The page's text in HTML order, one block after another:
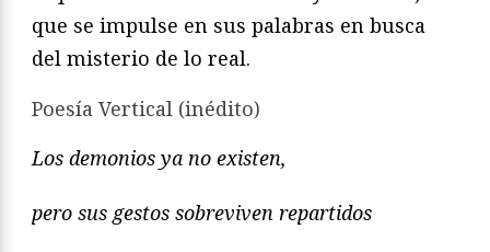
que se impulse en sus palabras en busca
del misterio de lo real.
Poesía Vertical (inédito)
Los demonios ya no existen,
pero sus gestos sobreviven repartidos